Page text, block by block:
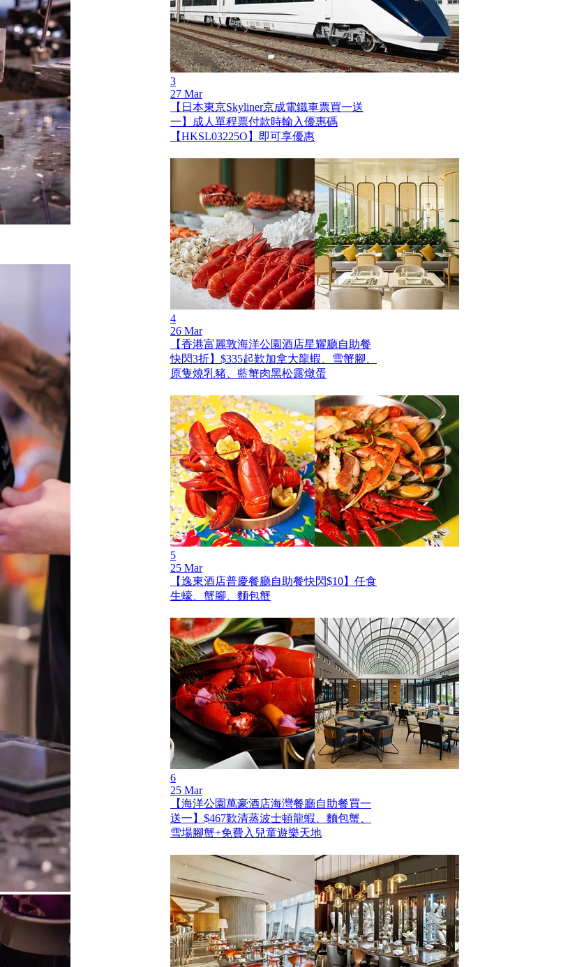
3
27 Mar
【日本東京Skyliner京成電鐵車票買一送
一】成人單程票付款時輸入優惠碼
【HKSL03225O】即可享優惠
4
26 Mar
【香港富麗敦海洋公園酒店星耀廳自助餐
快閃3折】$335起歎加拿大龍蝦、雪蟹腳、
原隻燒乳豬、藍蟹肉黑松露燉蛋
5
25 Mar
【逸東酒店普慶餐廳自助餐快閃$10】任食
生蠔、蟹腳、麵包蟹
6
25 Mar
【海洋公園萬豪酒店海灣餐廳自助餐買一
送一】$467歎清蒸波士頓龍蝦、麵包蟹、
雪場腳蟹+免費入兒童遊樂天地